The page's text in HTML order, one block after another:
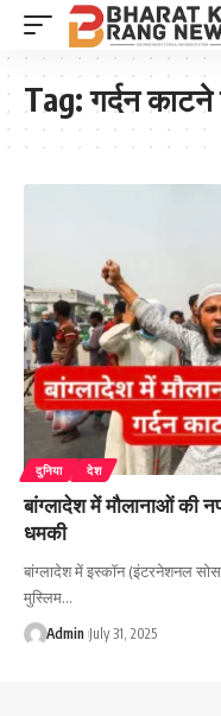
Tag:गर्दन
दुनिया देश
बांग्लादेश में मौलानाओं की
धमकी
बांग्लादेश में इस्कॉन (इंटरनेशनल
मुस्लिम…
Admin July 31, 2025